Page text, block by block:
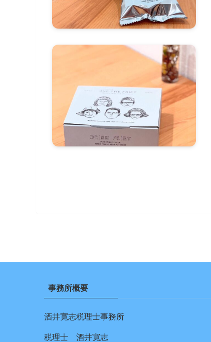
事務所概要
酒井寛志税理士事務所
税理士 酒井寛志